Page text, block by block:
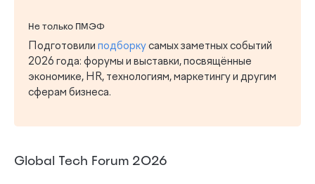
Не только ПМЭФ
Подготовили подборку самых заметных событий
2026 года: форумы и выставки, посвящённые
экономике, HR, технологиям, маркетингу и другим
сферам бизнеса.
Global Tech Forum 2026